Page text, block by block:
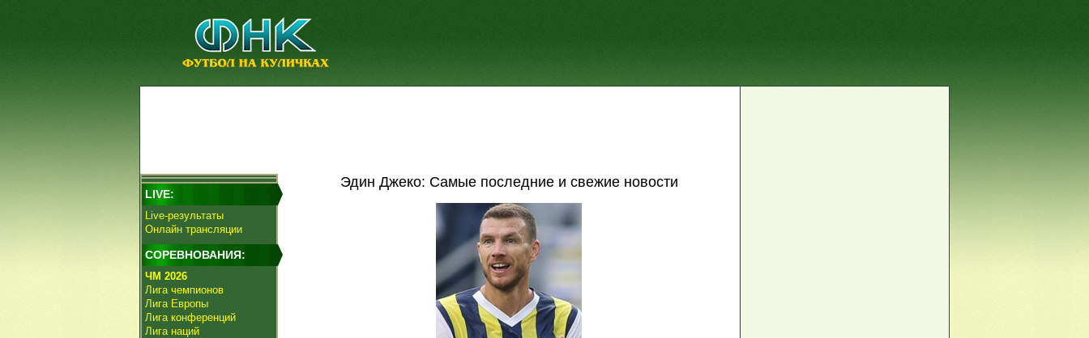
LIVE:
Live-результаты
Онлайн трансляции
СОРЕВНОВАНИЯ:
ЧМ 2026
Лига чемпионов
Лига Европы
Лига конференций
Лига наций
Эдин Джеко: Самые последние и свежие новости